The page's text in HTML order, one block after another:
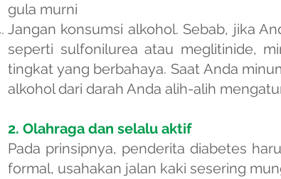
gula murni
Jangan konsumsi alkohol. Sebab, jika
seperti sulfonilurea atau meglitinide,
tingkat yang berbahaya. Saat Anda
alkohol dari darah Anda alih-alih
2. Olahraga dan selalu aktif
Pada prinsipnya, penderita diabetes
formal, usahakan jalan kaki sesering